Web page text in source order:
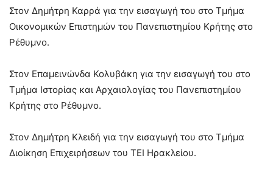
Στον Δημήτρη Καρρά για την εισαγωγή του στο Τμήμα
Οικονομικών Επιστημών του Πανεπιστημίου Κρήτης στο
Ρέθυμνο.
Στον Επαμεινώνδα Κολυβάκη για την εισαγωγή του στο
Τμήμα Ιστορίας και Αρχαιολογίας του Πανεπιστημίου
Κρήτης στο Ρέθυμνο.
Στον Δημήτρη Κλειδή για την εισαγωγή του στο Τμήμα
Διοίκηση Επιχειρήσεων του ΤΕΙ Ηρακλείου.